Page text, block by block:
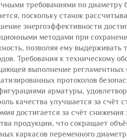
требованиями по диаметру
поскольку станок
энергоэффективности
методами при
позволяя ему выдерживать
Требования к техническому
выполнение регламентных
протоколов
арматуры,
качества улучшается за счёт
достигается за счёт
продукции, что сокращает
каркасов переменного